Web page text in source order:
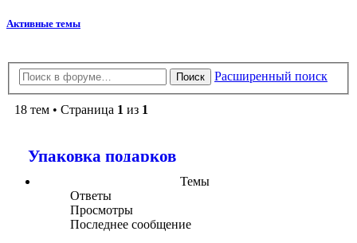
Активные темы
Поиск Расширенный поиск
18 тем • Страница 1 из 1
Упаковка подарков
Темы
Ответы
Просмотры
Последнее сообщение